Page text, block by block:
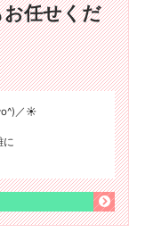
任せくだ
／☀️
に